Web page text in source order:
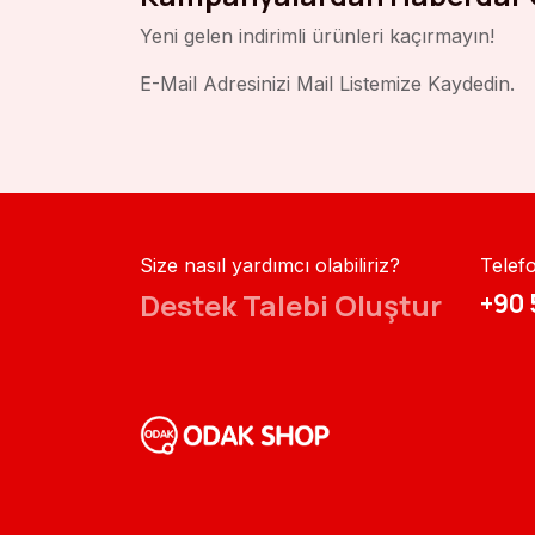
Yeni gelen indirimli ürünleri kaçırmayın!
E-Mail Adresinizi Mail Listemize Kaydedin.
Size nasıl yardımcı olabiliriz?
Destek Talebi Oluştur +90